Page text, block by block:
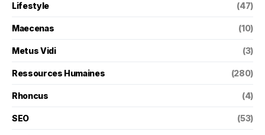
Lifestyle (47)
Maecenas (10)
Metus Vidi (3)
Ressources Humaines (280)
Rhoncus (4)
SEO (53)